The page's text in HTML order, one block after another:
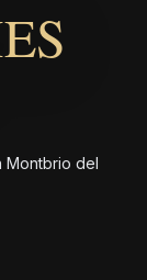
Montbrio del